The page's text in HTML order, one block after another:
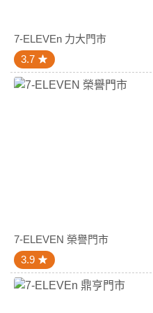
7-ELEVEn 力大門市
3.7
7-ELEVEN 榮譽門市
3.9